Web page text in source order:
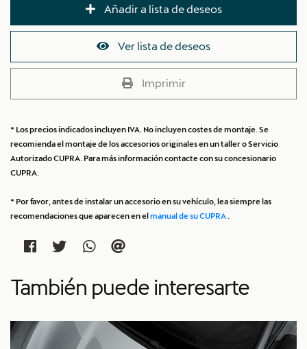
Añadir a lista de deseos
Ver lista de deseos
Imprimir
* Los precios indicados incluyen IVA. No incluyen costes de montaje. Se
recomienda el montaje de los accesorios originales en un taller o Servicio
Autorizado CUPRA. Para más información contacte con su concesionario
CUPRA.
* Por favor, antes de instalar un accesorio en su vehículo, lea siempre las
recomendaciones que aparecen en elmanual de su CUPRA
También puede interesarte